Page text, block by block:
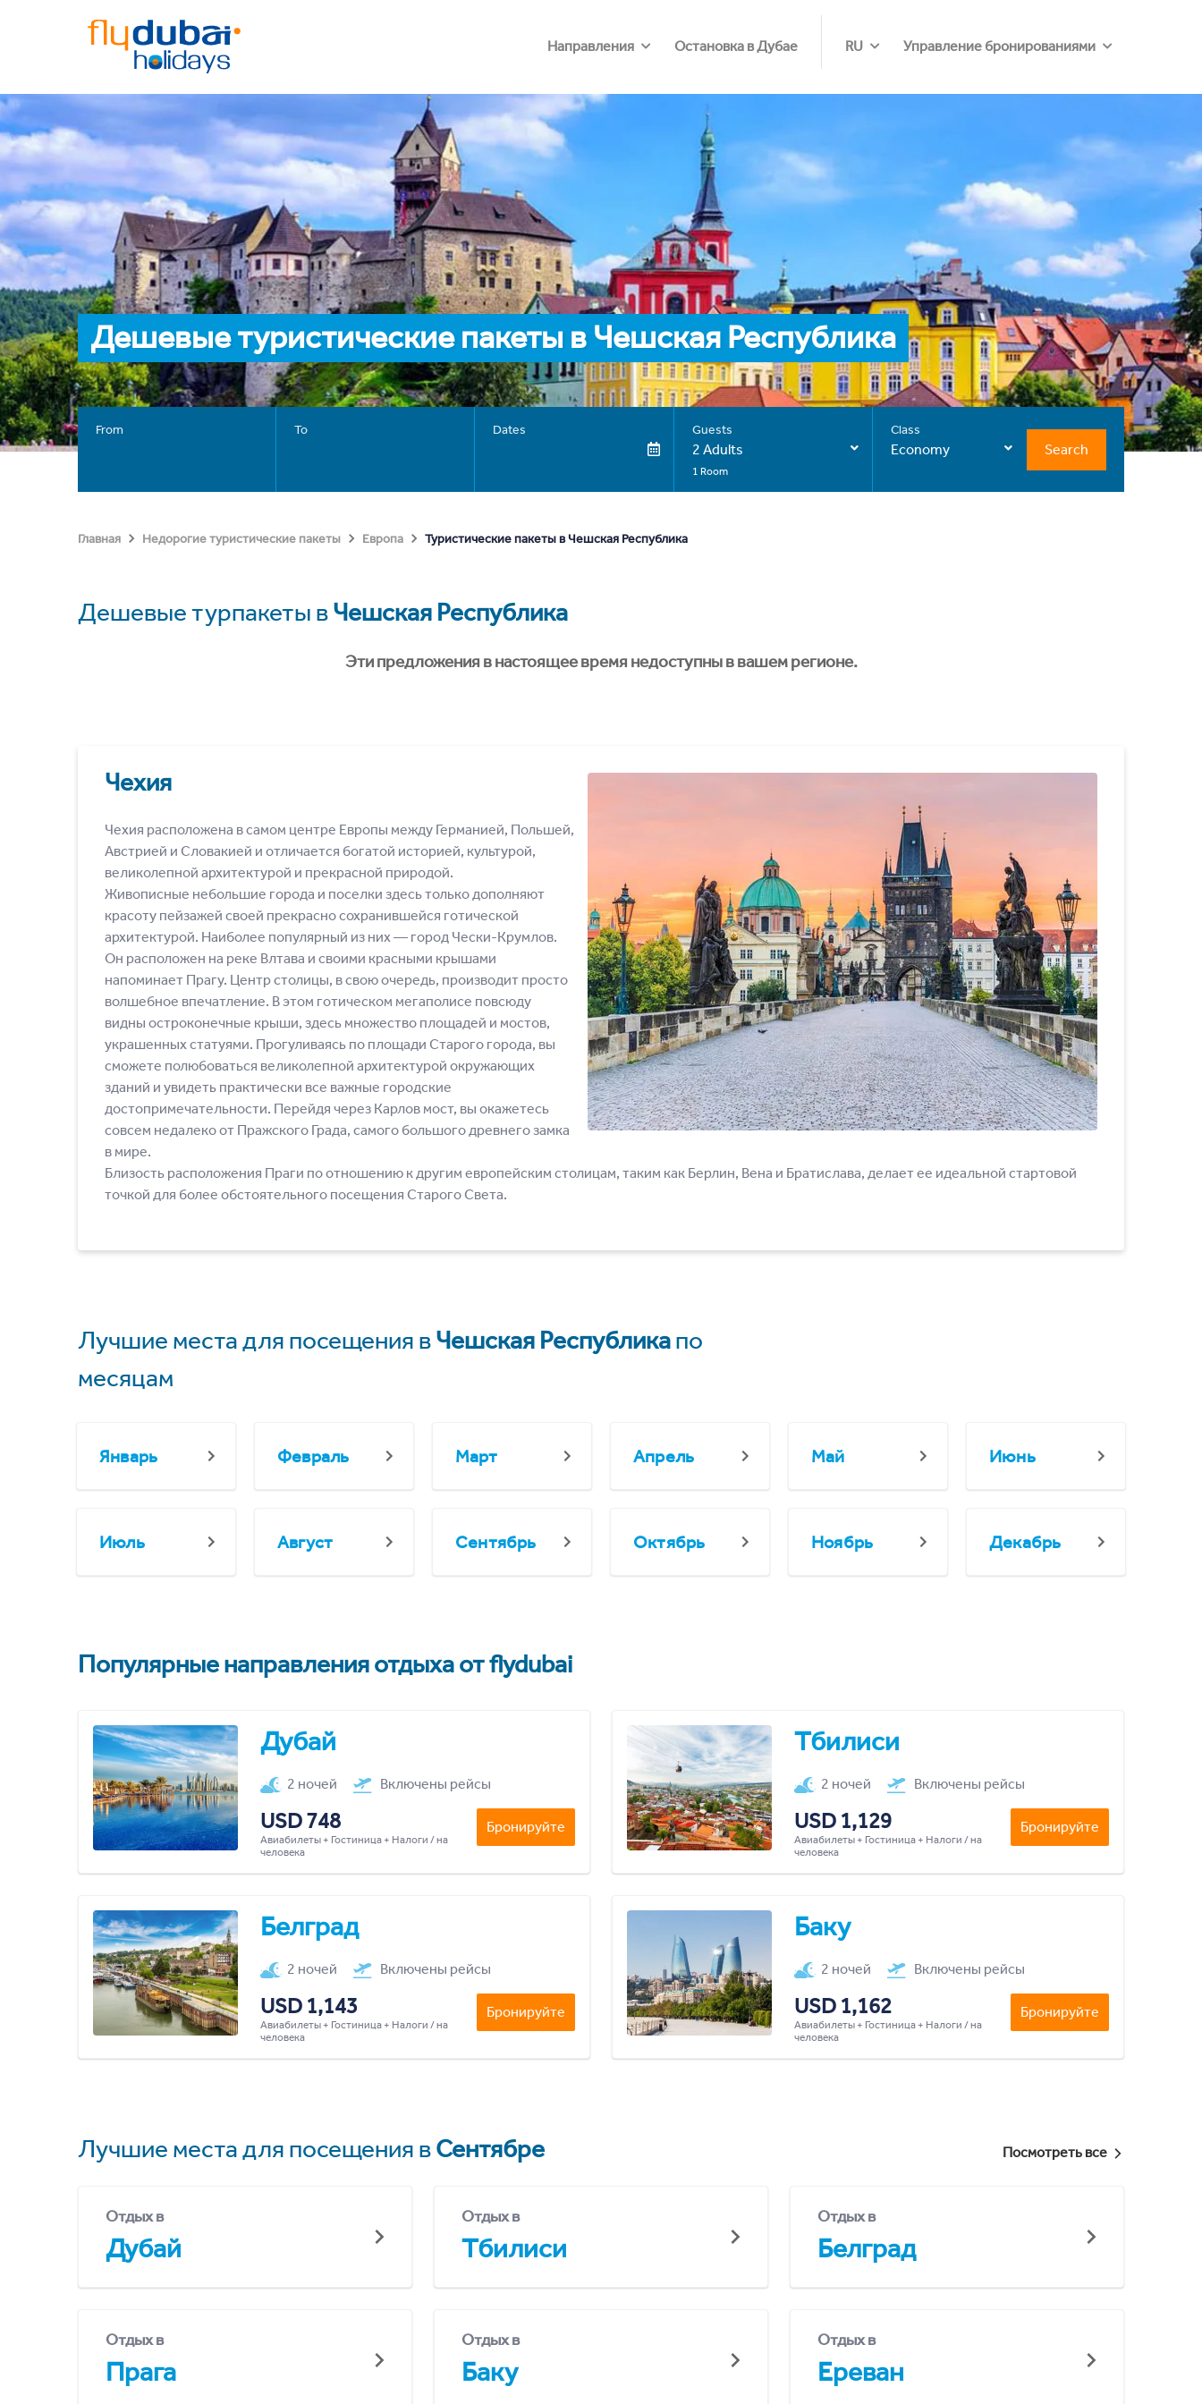
Направления Остановка в Дубае RU Управление бронированиями
Дешевые туристические пакеты в Чешская Республика
From To Dates Guests
2 Adults
1 Room
Class
Economy Search
Главная Недорогие туристические пакеты Европа Туристические пакеты в Чешская Республика
Дешевые турпакеты вЧешская Республика
Эти предложения в настоящее время недоступны в вашем регионе.
Чехия
Чехия расположена в самом центре Европы между Германией, Польшей,
Австрией и Словакией и отличается богатой историей, культурой,
великолепной архитектурой и прекрасной природой.
Живописные небольшие города и поселки здесь только дополняют
красоту пейзажей своей прекрасно сохранившейся готической
архитектурой. Наиболее популярный из них ― город Чески-Крумлов.
Он расположен на реке Влтава и своими красными крышами
напоминает Прагу. Центр столицы, в свою очередь, производит просто
волшебное впечатление. В этом готическом мегаполисе повсюду
видны остроконечные крыши, здесь множество площадей и мостов,
украшенных статуями. Прогуливаясь по площади Старого города, вы
сможете полюбоваться великолепной архитектурой окружающих
зданий и увидеть практически все важные городские
достопримечательности. Перейдя через Карлов мост, вы окажетесь
совсем недалеко от Пражского Града, самого большого древнего замка
в мире.
Близость расположения Праги по отношению к другим европейским столицам, таким как Берлин, Вена и Братислава, делает ее идеальной стартовой
точкой для более обстоятельного посещения Старого Света.
Лучшие места для посещения вЧешская Республикапо
месяцам
Январь Февраль Март Апрель Май Июнь
Июль Август Сентябрь Октябрь Ноябрь Декабрь
Популярные направления отдыха от flydubai
Дубай
2 ночей Включены рейсы
USD 748
Авиабилеты + Гостиница + Налоги / на
человека
Бронируйте
Тбилиси
2 ночей Включены рейсы
USD 1,129
Авиабилеты + Гостиница + Налоги / на
человека
Бронируйте
Белград
2 ночей Включены рейсы
USD 1,143
Авиабилеты + Гостиница + Налоги / на
человека
Бронируйте
Баку
2 ночей Включены рейсы
USD 1,162
Авиабилеты + Гостиница + Налоги / на
человека
Бронируйте
Лучшие места для посещения вСентябре Посмотреть все
Отдых в
Дубай
Отдых в
Тбилиси
Отдых в
Белград
Отдых в
Прага
Отдых в
Баку
Отдых в
Ереван